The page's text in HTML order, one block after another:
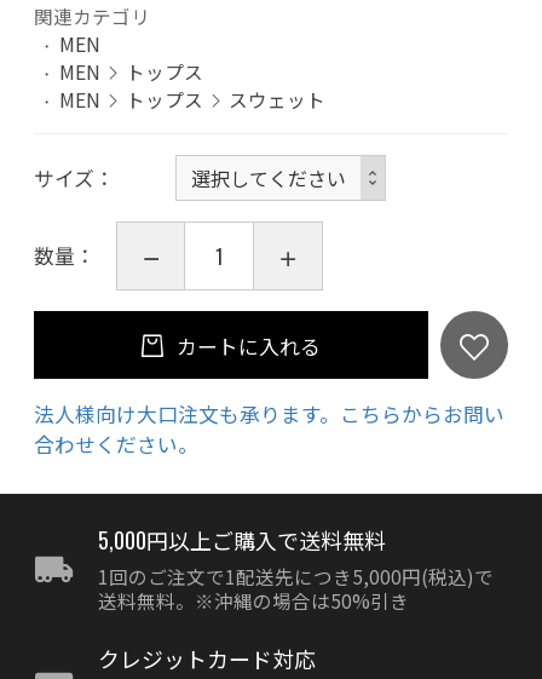
関連カテゴリ
MEN
MEN
トップス
MEN
トップス スウェット
サイズ
数量：
カートに入れる
法人様向け大口注文も承ります。こちらからお問い
合わせください。
5,000円以上ご購入で送料無料
1回のご注文で1配送先につき5,000円(税込)で
送料無料。※沖縄の場合は50%引き
クレジットカード対応